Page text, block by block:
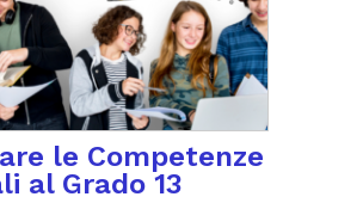
le Competenze
al Grado 13